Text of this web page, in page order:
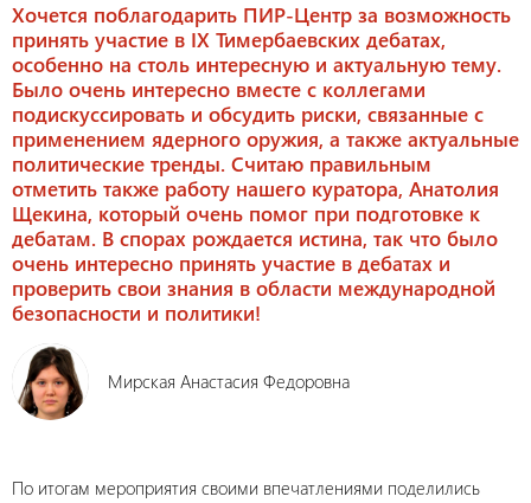
Хочется поблагодарить ПИР-Центр за возможность
принять участие в IX Тимербаевских дебатах,
особенно на столь интересную и актуальную тему.
Было очень интересно вместе с коллегами
подискуссировать и обсудить риски, связанные с
применением ядерного оружия, а также актуальные
политические тренды. Считаю правильным
отметить также работу нашего куратора, Анатолия
Щекина, который очень помог при подготовке к
дебатам. В спорах рождается истина, так что было
очень интересно принять участие в дебатах и
проверить свои знания в области международной
безопасности и политики!
Мирская Анастасия Федоровна
По итогам мероприятия своими впечатлениями поделились